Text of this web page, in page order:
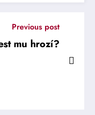
Previous post
mu hrozí?